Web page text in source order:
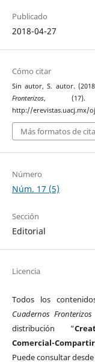
Publicado
2018-04-27
Cómo citar
Sin autor, S. autor.
Fronterizos, (17).
http://erevistas.uacj.mx/
Más formatos de cita
Número
Núm. 17 (5)
Sección
Editorial
Licencia
Todos los
Cuadernos Fronterizos
distribución “
Comercial-
Puede consultar